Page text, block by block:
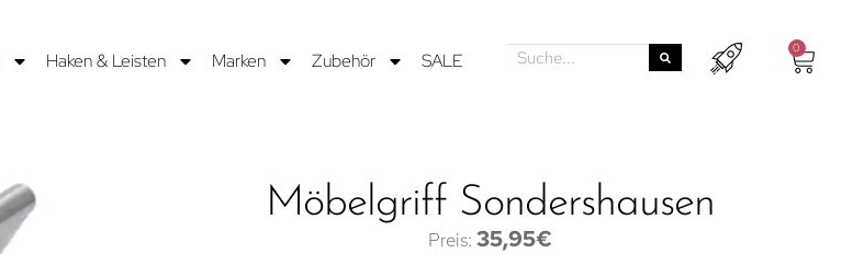
Haken & Leisten Marken Zubehör SALE
0
Möbelgriff Sondershausen
35,95€